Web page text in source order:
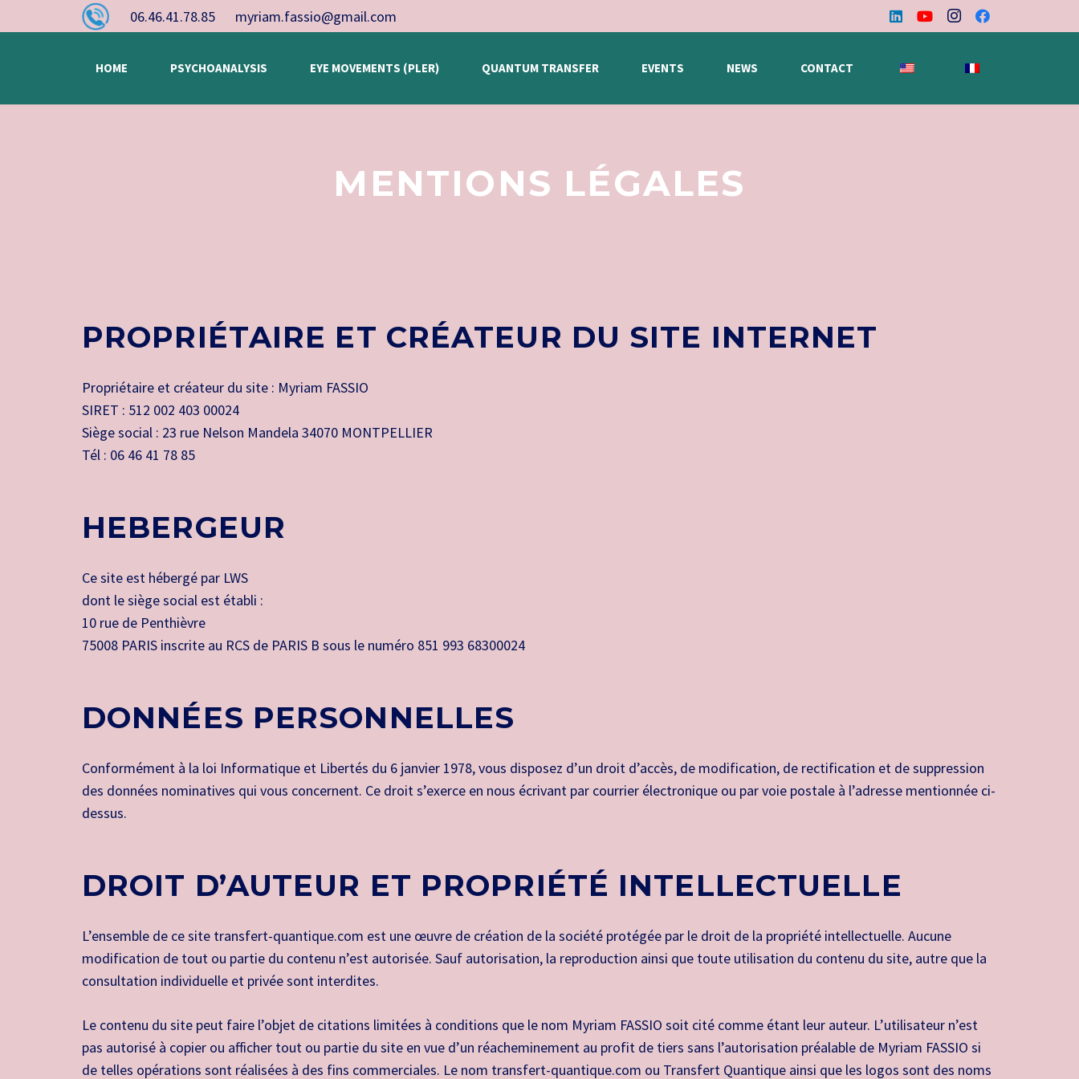
06.46.41.78.85 myriam.fassio@gmail.com
HOME PSYCHOANALYSIS EYE MOVEMENTS (PLER) QUANTUM TRANSFER EVENTS NEWS CONTACT
MENTIONS LÉGALES
PROPRIÉTAIRE ET CRÉATEUR DU SITE INTERNET
Propriétaire et créateur du site : Myriam FASSIO
SIRET : 512 002 403 00024
Siège social : 23 rue Nelson Mandela 34070 MONTPELLIER
Tél : 06 46 41 78 85
HEBERGEUR
Ce site est hébergé par LWS
dont le siège social est établi :
10 rue de Penthièvre
75008 PARIS inscrite au RCS de PARIS B sous le numéro 851 993 68300024
DONNÉES PERSONNELLES
Conformément à la loi Informatique et Libertés du 6 janvier 1978, vous disposez d’un droit d’accès, de modification, de rectification et de suppression
des données nominatives qui vous concernent. Ce droit s’exerce en nous écrivant par courrier électronique ou par voie postale à l’adresse mentionnée ci-
dessus.
DROIT D’AUTEUR ET PROPRIÉTÉ INTELLECTUELLE
L’ensemble de ce site transfert-quantique.com est une œuvre de création de la société protégée par le droit de la propriété intellectuelle. Aucune
modification de tout ou partie du contenu n’est autorisée. Sauf autorisation, la reproduction ainsi que toute utilisation du contenu du site, autre que la
consultation individuelle et privée sont interdites.
Le contenu du site peut faire l’objet de citations limitées à conditions que le nom Myriam FASSIO soit cité comme étant leur auteur. L’utilisateur n’est
pas autorisé à copier ou afficher tout ou partie du site en vue d’un réacheminement au profit de tiers sans l’autorisation préalable de Myriam FASSIO si
de telles opérations sont réalisées à des fins commerciales. Le nom transfert-quantique.com ou Transfert Quantique ainsi que les logos sont des noms